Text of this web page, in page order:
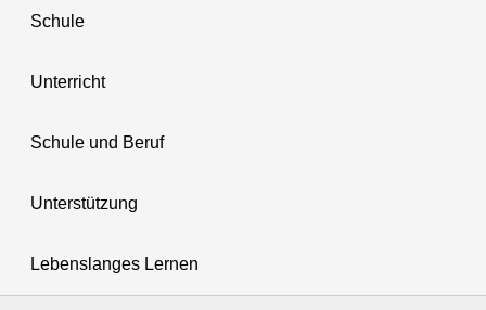
Schule
Unterricht
Schule und Beruf
Unterstützung
Lebenslanges Lernen